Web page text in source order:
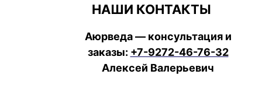
НАШИ КОНТАКТЫ
Аюрведа — консультация и
заказы: +7-9272-46-76-32
Алексей Валерьевич